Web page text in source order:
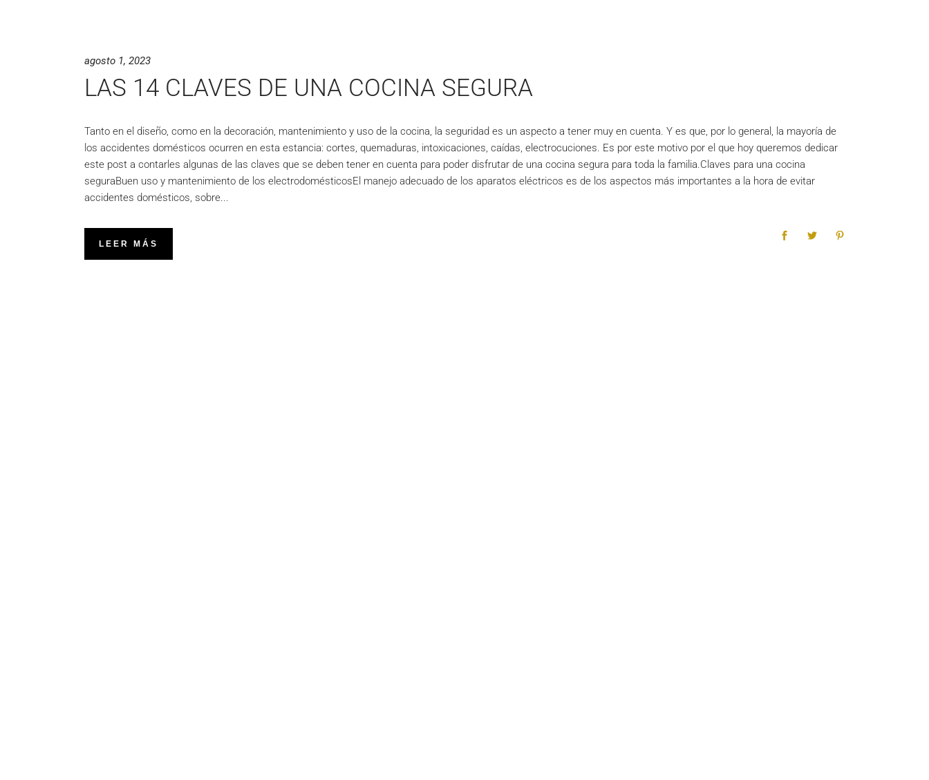
agosto 1, 2023
LAS 14 CLAVES DE UNA COCINA SEGURA
Tanto en el diseño, como en la decoración, mantenimiento y uso de la cocina, la seguridad es un aspecto a tener muy en cuenta. Y es que, por lo general, la mayoría de
los accidentes domésticos ocurren en esta estancia: cortes, quemaduras, intoxicaciones, caídas, electrocuciones. Es por este motivo por el que hoy queremos dedicar
este post a contarles algunas de las claves que se deben tener en cuenta para poder disfrutar de una cocina segura para toda la familia.Claves para una cocina
seguraBuen uso y mantenimiento de los electrodomésticosEl manejo adecuado de los aparatos eléctricos es de los aspectos más importantes a la hora de evitar
accidentes domésticos, sobre
LEER MÁS